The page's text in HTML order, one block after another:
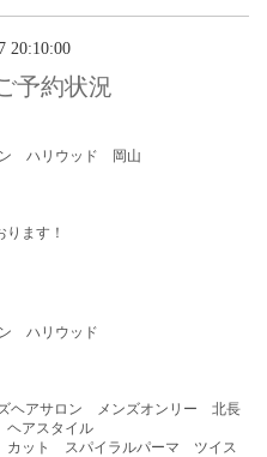
20:10:00
予約状況
ン ハリウッド 岡山
ます！
ハリウッド
ヘアサロン メンズオンリー 北長
アスタイル
ット スパイラルパーマ ツイス